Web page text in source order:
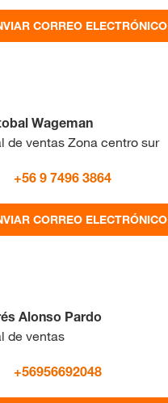
CORREO ELECTRÓNICO
Wageman
de ventas Zona centro sur
+56 9 7496 3864
CORREO ELECTRÓNICO
Alonso Pardo
de ventas
+56956692048